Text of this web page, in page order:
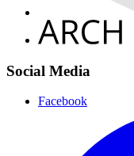
Social Media
Facebook